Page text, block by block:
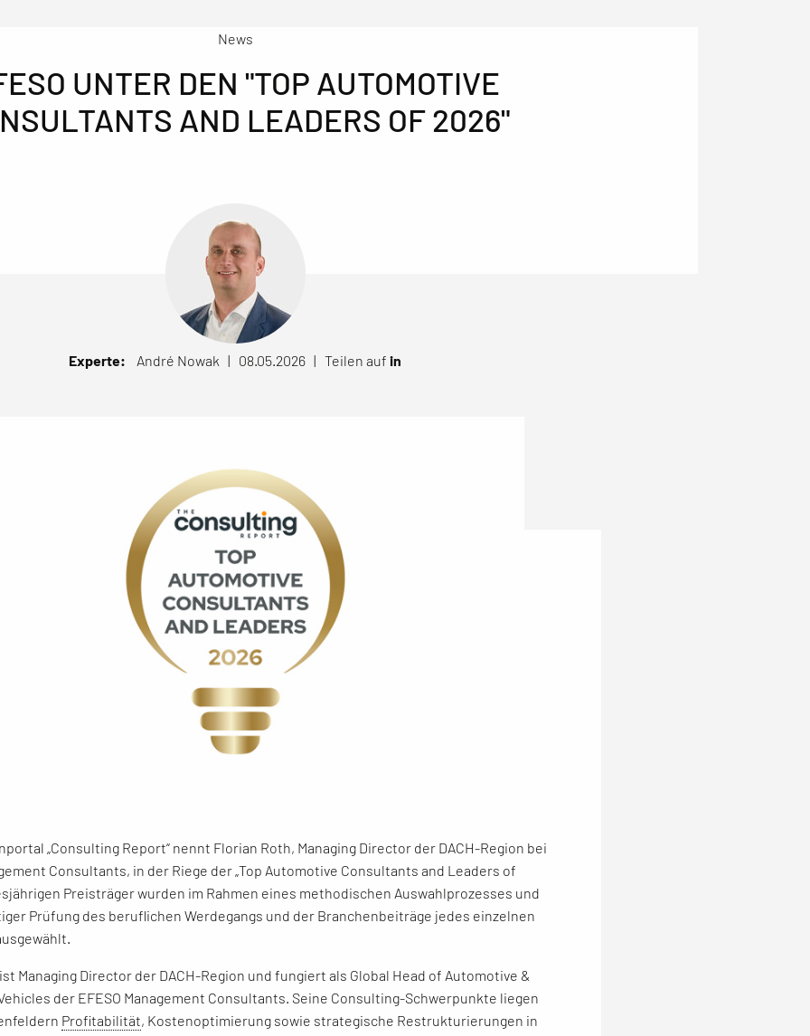
News
UNTER DEN "TOP AUTOMOTIVE
AND LEADERS OF 2026"
Experte: André Nowak | 08.05.2026 | Teilen auf in
„Consulting Report“ nennt Florian Roth, Managing Director der DACH-Region bei
Consultants, in der Riege der „Top Automotive Consultants and Leaders of
Preisträger wurden im Rahmen eines methodischen Auswahlprozesses und
Prüfung des beruflichen Werdegangs und der Branchenbeiträge jedes einzelnen
Managing Director der DACH-Region und fungiert als Global Head of Automotive &
der EFESO Management Consultants. Seine Consulting-Schwerpunkte liegen
Profitabilität, Kostenoptimierung sowie strategische Restrukturierungen in